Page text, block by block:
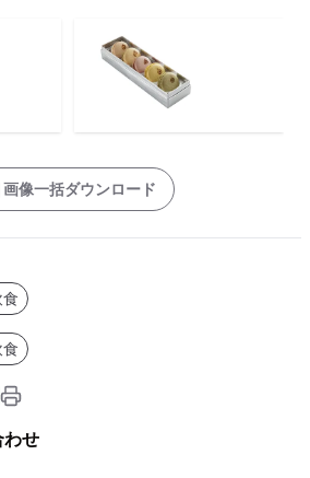
画像一括ダウンロード
わせ